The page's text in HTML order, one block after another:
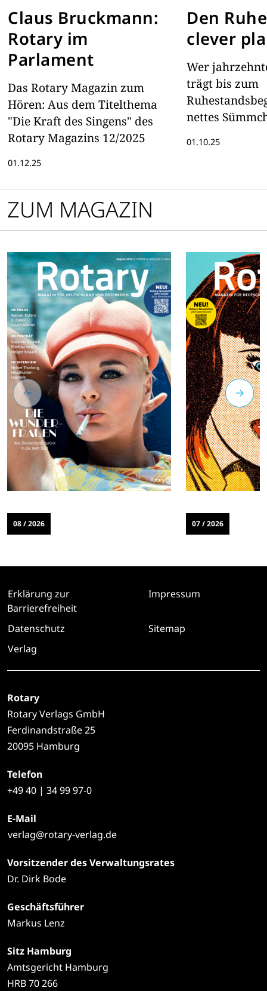
Claus Bruckmann:
Rotary im
Parlament
Das Rotary Magazin zum
Hören: Aus dem Titelthema
"Die Kraft des Singens" des
Rotary Magazins 12/2025
01.12.25
Den
clever
Wer
trägt bis zum
nettes
Geld am
01.10.25
ZUM MAGAZIN
08 / 2026 07 / 2026
Erklärung zur
Barrierefreiheit
Impressum
Datenschutz
Sitemap
Verlag
Rotary
Rotary Verlags GmbH
Ferdinandstraße 25
20095 Hamburg
Telefon
+4940 | 34 99 97-0
E-Mail
verlag@rotary-verlag.de
Vorsitzender des Verwaltungsrates
Dr. Dirk Bode
Geschäftsführer
Markus Lenz
Sitz Hamburg
Amtsgericht Hamburg
HRB 70 266